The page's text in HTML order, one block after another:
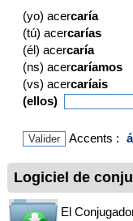
(yo) acercaría
(tú) acercarías
(él) acercaría
(ns) acercaríamos
(vs) acercaríais
(ellos)
Accents : á
Logiciel de
El